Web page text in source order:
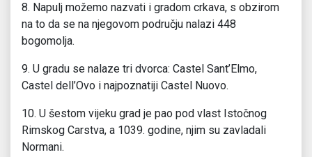
8. Napulj možemo nazvati i gradom crkava, s obzirom
na to da se na njegovom području nalazi 448
bogomolja.
9. U gradu se nalaze tri dvorca: Castel Sant’Elmo,
Castel dell’Ovo i najpoznatiji Castel Nuovo.
10. U šestom vijeku grad je pao pod vlast Istočnog
Rimskog Carstva, a 1039. godine, njim su zavladali
Normani.